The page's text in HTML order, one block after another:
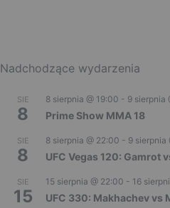
Nadchodzące wydarzenia
SIE
8
8 sierpnia @ 19:00 - 9 sierpnia
Prime Show MMA 18
SIE
8
8 sierpnia @ 22:00 - 9 sierpnia
UFC Vegas 120: Gamrot
SIE
15
15 sierpnia @ 22:00 - 16
UFC 330: Makhachev vs